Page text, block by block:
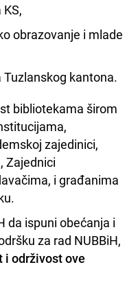
obrazovanje i mlade
kantona.
bibliotekama širom
zajedinici,
Zajednici
i građanima
da ispuni obećanja i
za rad NUBBiH,
i održivost ove